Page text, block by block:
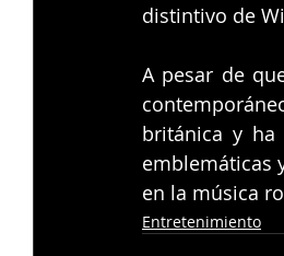
distintivo de
A pesar de
británica y ha
emblemáticas
en la música
Entretenimiento